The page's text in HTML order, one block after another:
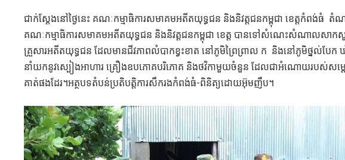
ជាក់ស្ដែងនៅថ្ងៃនេះ គណៈកម្មាធិការសមាគមអតីតយុទ្ធជន និងនិវត្តជនកម្ពុជា ខេត្តកំពង់ធំ តំណ
គណៈកម្មាធិការសមាគមអតីតយុទ្ធជន និងនិវត្ដជនកម្ពុជា ខេត្ត​ បានទៅសំណេះសំណាលសាក
គ្រួសារអតីតយុទ្ធជន ដែលមានជីវភាពលំបាកខ្វះខាត នៅភូមិព្រៃព្រាល ក និងនៅភូមិថ្នល់បែ
នាំយកនូវស្បៀងអាហារ គ្រឿងឧបភោគបរិភោគ និងថវិកាមួយចំនួន ដែលជាអំណោយរបស់សម្ត
គាត់ផងដែរ។អត្ថបទតំបន់ប្រតិបត្តិការសឹករងកំពង់ធំ-ពិនិត្យដោយអ៊ុមញឹប។